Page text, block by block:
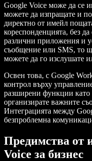
Google Voice може да се
можете да изпращате и
директно от имейл
кореспонденцията, без
различни приложения и
съобщение или SMS, то
можете да го изслушате
Освен това, с Google
контрол върху
разширени функции като
организирате важните
Интеграцията между
безпроблемна
Предимства от
Voice за бизнес